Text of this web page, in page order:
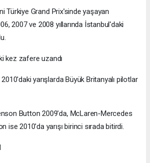
Türkiye Grand Prix'sinde yaşayan
2007 ve 2008 yıllarında İstanbul'daki
kez zafere uzandı
yarışlarda Büyük Britanyalı pilotlar
Button 2009'da, McLaren-Mercedes
ise 2010'da yarışı birinci sırada bitirdi.